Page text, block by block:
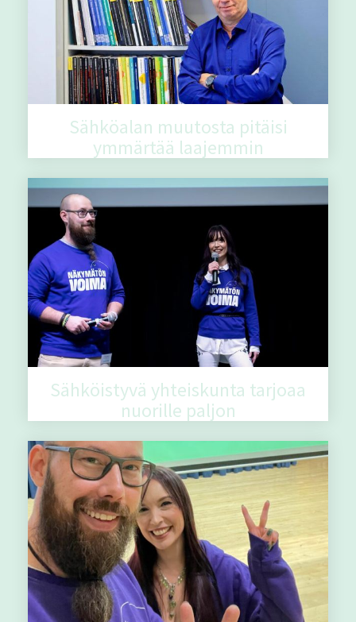
Sähköalan muutosta pitäisi
ymmärtää laajemmin
Sähköistyvä yhteiskunta tarjoaa
nuorille paljon